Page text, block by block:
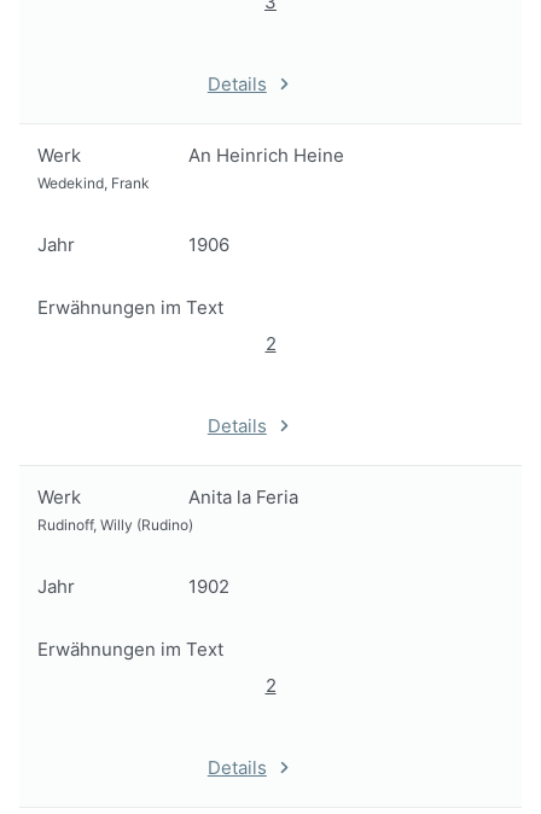
Details
Werk An Heinrich Heine
Wedekind, Frank
Jahr 1906
Erwähnungen im Text
2
Details
Werk Anita la Feria
Rudinoff, Willy (Rudino)
Jahr 1902
Erwähnungen im Text
2
Details